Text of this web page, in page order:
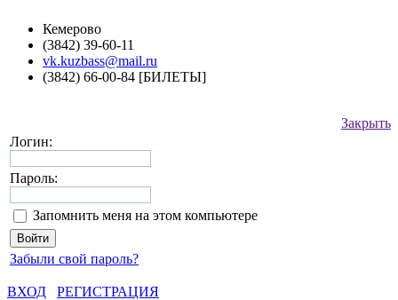
Кемерово
(3842) 39-60-11
vk.kuzbass@mail.ru
(3842) 66-00-84 [БИЛЕТЫ]
Закрыть
Логин:
Пароль:
Запомнить меня на этом компьютере
Забыли свой пароль?
ВХОД
РЕГИСТРАЦИЯ